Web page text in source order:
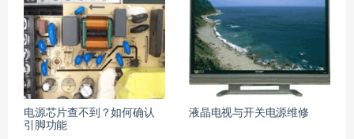
电源芯片查不到？如何确认
引脚功能
液晶电视与开关电源维修